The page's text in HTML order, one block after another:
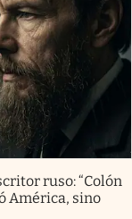
ruso: “Colón
América, sino